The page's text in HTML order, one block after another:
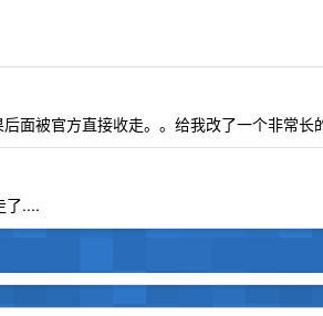
后面被官方直接收走。。给我改了一个非常长
了....